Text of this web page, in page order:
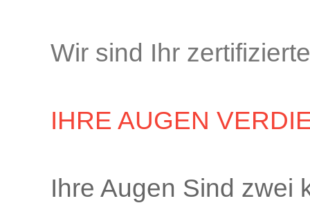
Wir sind Ihr
IHRE AUGEN
Ihre Augen Sind zwei